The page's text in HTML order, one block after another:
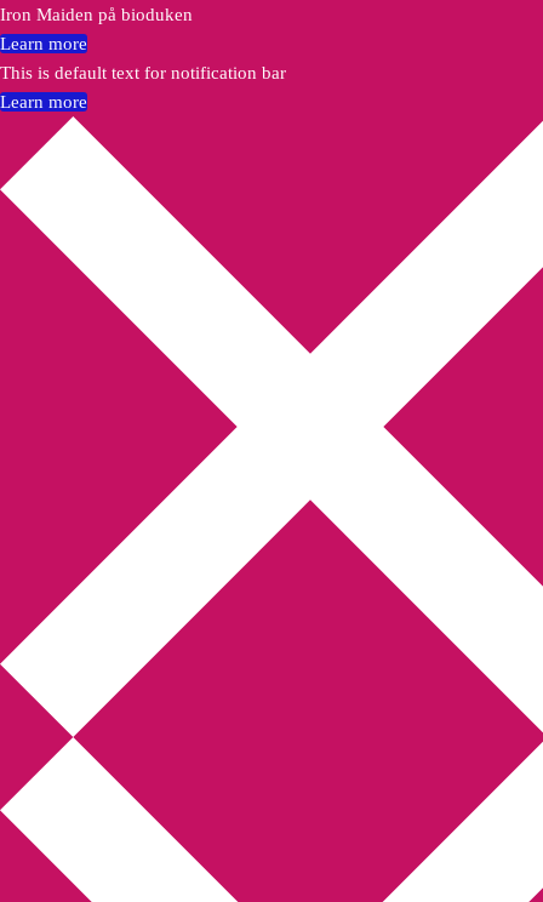
Annikas litteratur-
och kulturblogg
Deckare, kriminalromaner, thrillers
Iron Maiden på bioduken
Learn more
This is default text for notification bar
Learn more